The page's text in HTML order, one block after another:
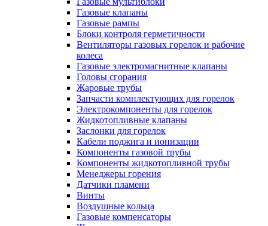
Газовые клапаны
Газовые рампы
Блоки контроля герметичности
Вентиляторы газовых горелок и рабочие
колеса
Газовые электромагнитные клапаны
Головы сгорания
Жаровые трубы
Запчасти комплектующих для горелок
Электрокомпоненты для горелок
Жидкотопливные клапаны
Заслонки для горелок
Кабели поджига и ионизации
Компоненты газовой трубы
Компоненты жидкотопливной трубы
Менеджеры горения
Датчики пламени
Винты
Воздушные кольца
Газовые компенсаторы